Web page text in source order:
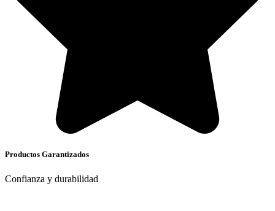
Productos Garantizados
Confianza y durabilidad